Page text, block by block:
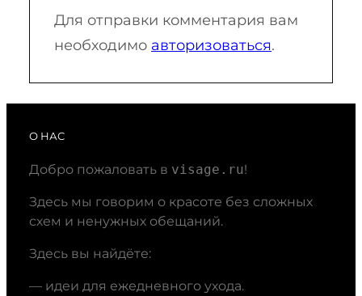
Для отправки комментария вам
необходимо авторизоваться.
О НАС
Добро пожаловать в visage.ru!
Здесь мы говорим о красоте без сложных
схем и ненужных обещаний.
Здесь вы найдёте:
— идеи для ежедневного ухода.